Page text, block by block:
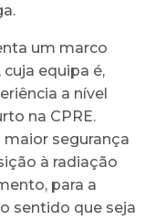
um marco
equipa é,
a nível
na CPRE.
maior segurança
à radiação
para a
sentido que seja